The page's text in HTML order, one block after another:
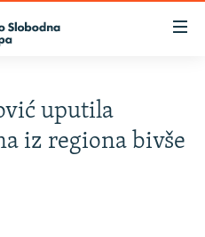
uputila
iz regiona bivše